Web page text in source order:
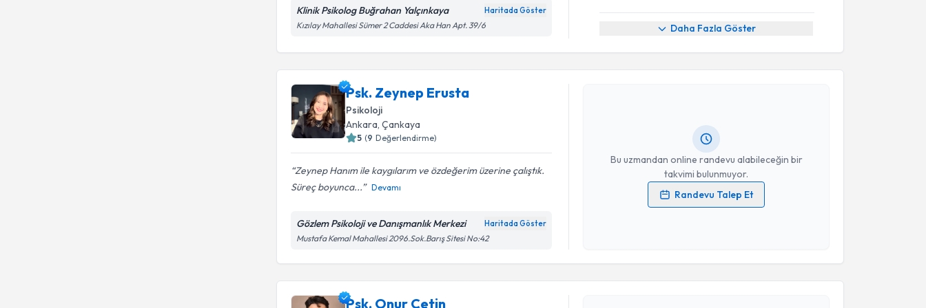
Klinik Psikolog Buğrahan Yalçınkaya Haritada Göster
Kızılay Mahallesi Sümer 2 Caddesi Aka Han Apt. 39/6 Daha Fazla Göster
Psk. Zeynep Erusta
Psikoloji
Ankara , Çankaya
5 (9 Değerlendirme)
Zeynep Hanım ile kaygılarım ve özdeğerim üzerine çalıştık.
Süreç boyunca...
Devamı
Gözlem Psikoloji ve Danışmanlık Merkezi Haritada Göster
Mustafa Kemal Mahallesi 2096.Sok.Barış Sitesi No:42
Bu uzmandan online randevu alabileceğin bir
takvimi bulunmuyor.
Randevu Talep Et
Randevu Takvimi Talebi
Psk. Zeynep Erusta
Kişisel verilerimin işlenmesine ilişkinAydınlatma Metni
Takvim Talebini Gönder
Psk. Onur Çetin
Randevu Takvimi Talebi